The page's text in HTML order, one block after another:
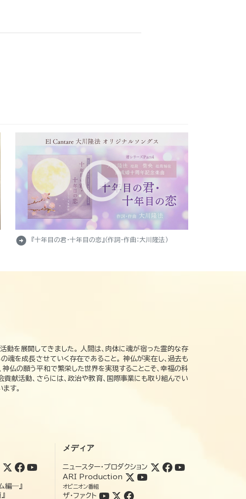
arrow_circle_right 『十年目の君・十年目の恋』（作詞・作曲：大川隆法）
動を展開してきました。 人間は、肉体に魂が宿った霊的な存
魂を成長させていく存在であること。 神仏が実在し、過去も
仏の願う平和で繁栄した世界を実現することこそ、幸福の科
献活動、さらには、政治や教育、国際事業にも取り組んでい
す。
編―』
メディア
ニュースター・プロダクション
ARI Production
オピニオン番組
ザ・ファクト